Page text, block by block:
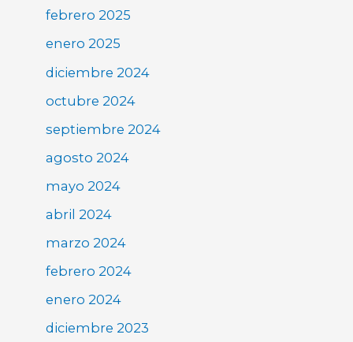
febrero 2025
enero 2025
diciembre 2024
octubre 2024
septiembre 2024
agosto 2024
mayo 2024
abril 2024
marzo 2024
febrero 2024
enero 2024
diciembre 2023